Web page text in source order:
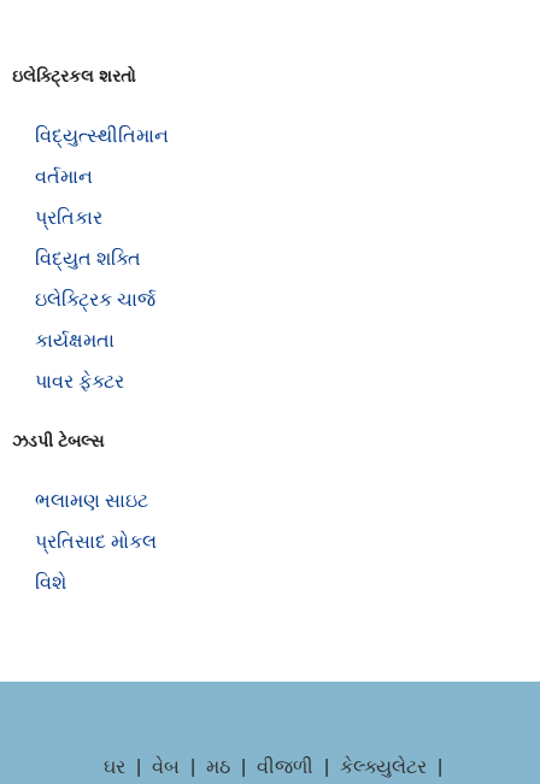
ઇલેક્ટ્રિકલ શરતો
વિદ્યુત્સ્થીતિમાન
વર્તમાન
પ્રતિકાર
વિદ્યુત શક્તિ
ઇલેક્ટ્રિક ચાર્જ
કાર્યક્ષમતા
પાવર ફેક્ટર
ઝડપી ટેબલ્સ
ભલામણ સાઇટ
પ્રતિસાદ મોકલ
વિશે
ઘર વેબ મઠ વીજળી કેલ્ક્યુલેટર